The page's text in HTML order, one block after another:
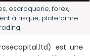
, escroquerie,forex,
à risque, plateforme
est une